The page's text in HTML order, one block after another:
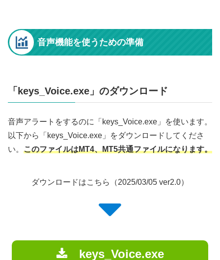
音声機能を使うための準備
「keys_Voice.exe」のダウンロード
音声アラートをするのに「keys_Voice.exe」を使います。
以下から「keys_Voice.exe」をダウンロードしてくださ
い。 このファイルはMT4、MT5共通ファイルになります。
ダウンロードはこちら（2025/03/05 ver2.0）
keys_Voice.exe